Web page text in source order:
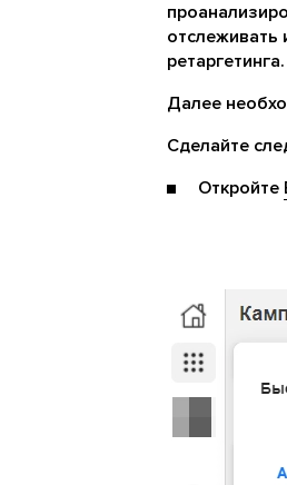
отслеживать
ретаргетинга.
Далее
Сделайте
Откройте